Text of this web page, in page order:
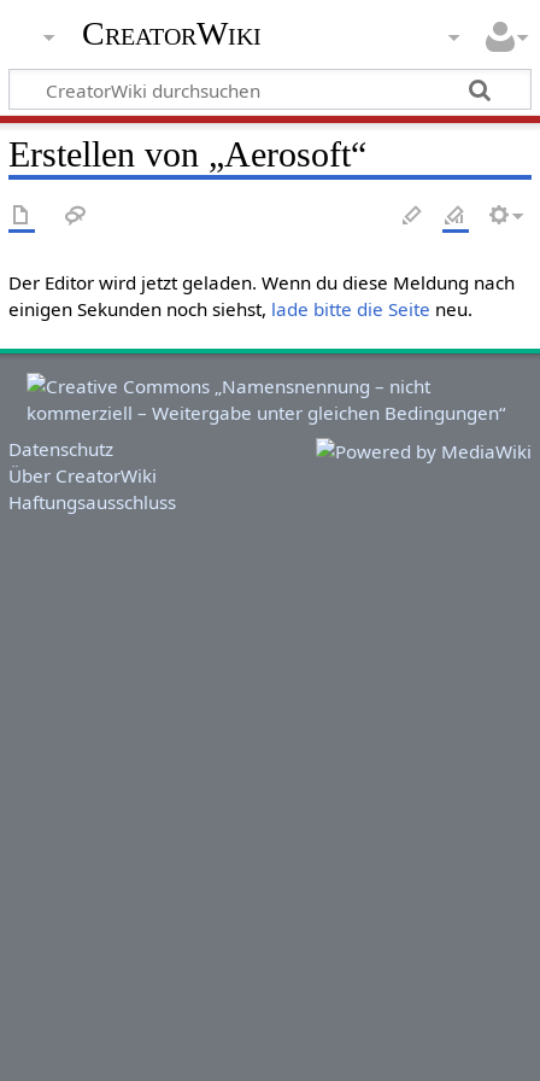
CreatorWiki
Erstellen von „Aerosoft“
Der Editor wird jetzt geladen. Wenn du diese Meldung nach
einigen Sekunden noch siehst, lade bitte die Seite neu.
Datenschutz
Über CreatorWiki
Haftungsausschluss